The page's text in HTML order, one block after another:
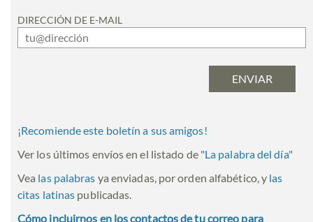
DIRECCIÓN DE E-MAIL
¡Recomiende este boletín a sus amigos!
Ver los últimos envíos en el listado de "La palabra del día"
Vea las palabras ya enviadas, por orden alfabético, y las
citas latinas publicadas.
Cómo incluirnos en los contactos de tu correo para